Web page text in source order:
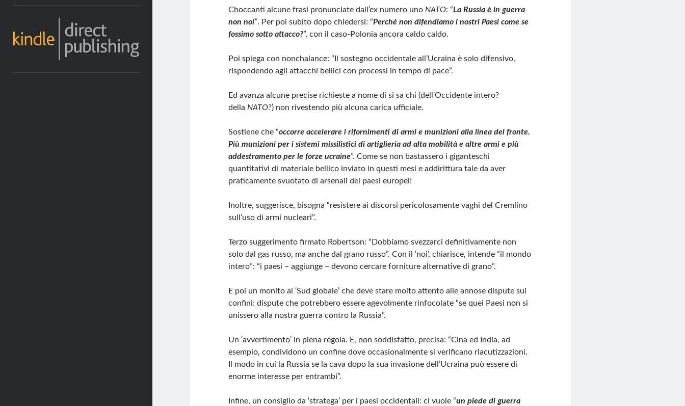
Choccanti alcune frasi pronunciate dall’ex numero unoNATO: “La Russia è in guerra
non noi”. Per poi subito dopo chiedersi: “Perché non difendiamo i nostri Paesi come se
fossimo sotto attacco?”, con il caso-Polonia ancora caldo caldo.
Poi spiega con nonchalance: “Il sostegno occidentale all’Ucraina è solo difensivo,
rispondendo agli attacchi bellici con processi in tempo di pace”.
Ed avanza alcune precise richieste a nome di si sa chi (dell’Occidente intero?
dellaNATO?) non rivestendo più alcuna carica ufficiale.
Sostiene che “occorre accelerare i rifornimenti di armi e munizioni alla linea del fronte.
Più munizioni per i sistemi missilistici di artiglieria ad alta mobilità e altre armi e più
addestramento per le forze ucraine”. Come se non bastassero i giganteschi
quantitativi di materiale bellico inviato in questi mesi e addirittura tale da aver
praticamente svuotato di arsenali dei paesi europei!
Inoltre, suggerisce, bisogna “resistere ai discorsi pericolosamente vaghi del Cremlino
sull’uso di armi nucleari”.
Terzo suggerimento firmato Robertson: “Dobbiamo svezzarci definitivamente non
solo dal gas russo, ma anche dal grano russo”. Con il ‘noi’, chiarisce, intende “il mondo
intero”: “i paesi – aggiunge – devono cercare forniture alternative di grano”.
E poi un monito al ‘Sud globale’ che deve stare molto attento alle annose dispute sui
confini: dispute che potrebbero essere agevolmente rinfocolate “se quei Paesi non si
unissero alla nostra guerra contro la Russia”.
Un ‘avvertimento’ in piena regola. E, non soddisfatto, precisa: “Cina ed India, ad
esempio, condividono un confine dove occasionalmente si verificano riacutizzazioni.
Il modo in cui la Russia se la cava dopo la sua invasione dell’Ucraina può essere di
enorme interesse per entrambi”.
Infine, un consiglio da ‘stratega’ per i paesi occidentali: ci vuole “un piede di guerra